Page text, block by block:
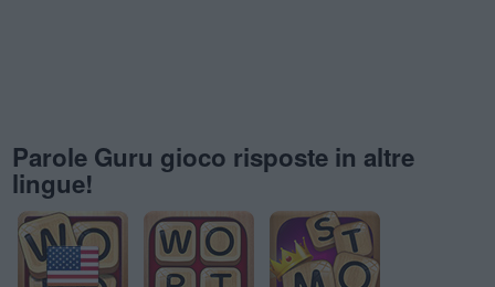
Parole Guru gioco risposte in altre
lingue!